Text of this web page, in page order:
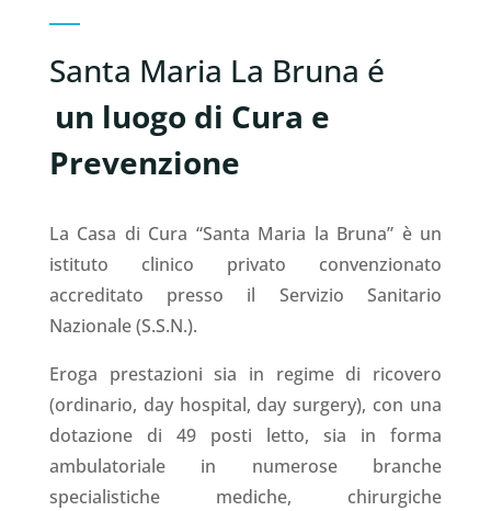
Santa Maria La Bruna é
un luogo di Cura e
Prevenzione
La Casa di Cura “Santa Maria la Bruna” è un
istituto clinico privato convenzionato
accreditato presso il Servizio Sanitario
Nazionale (S.S.N.).
Eroga prestazioni sia in regime di ricovero
(ordinario, day hospital, day surgery), con una
dotazione di 49 posti letto, sia in forma
ambulatoriale in numerose branche
specialistiche mediche, chirurgiche